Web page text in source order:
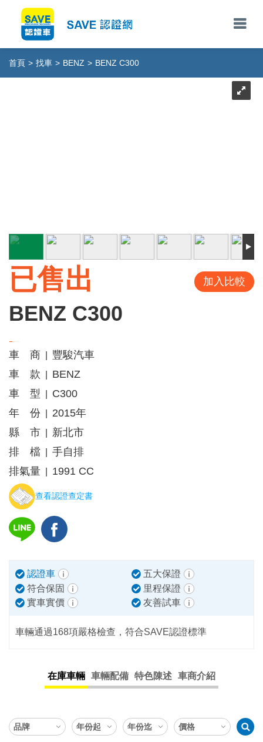
首頁 > 找車 > BENZ > BENZ C300
已售出 加入比較
BENZ C300
車 商
豐駿汽車
車 款
BENZ
車 型
C300
年 份
2015年
縣 市
新北市
排 檔
手自排
排氣量
1991 CC
查看認證查定書
認證車
五大保證
符合保固
里程保證
實車實價
友善試車
車輛通過168項嚴格檢查，符合SAVE認證標準
在庫車輛 車輛配備 特色陳述 車商介紹